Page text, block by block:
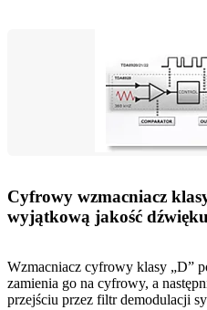
Cyfrowy wzmacniacz
wyjątkową jakość dźwięku
Wzmacniacz cyfrowy klasy „D”
zamienia go na cyfrowy, a
przejściu przez filtr demodulacji